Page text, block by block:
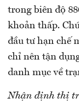
trong biên độ
khoản thấp.
đầu tư hạn chế
chỉ nên tận
danh mục về
Nhận định thị